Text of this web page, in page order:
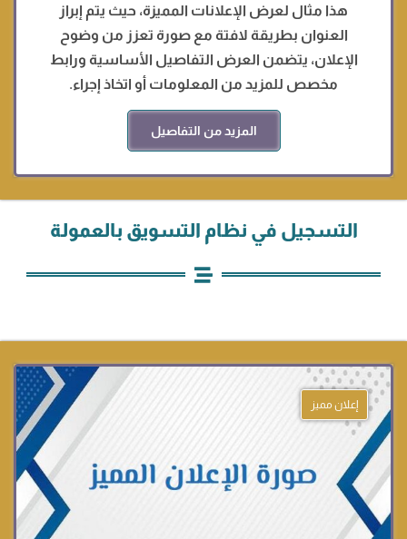
هذا مثال لعرض الإعلانات المميزة، حيث يتم إبراز
العنوان بطريقة لافتة مع صورة تعزز من وضوح
الإعلان، يتضمن العرض التفاصيل الأساسية ورابط
مخصص للمزيد من المعلومات أو اتخاذ إجراء.
المزيد من التفاصيل
التسجيل في نظام التسويق بالعمولة
إعلان مميز